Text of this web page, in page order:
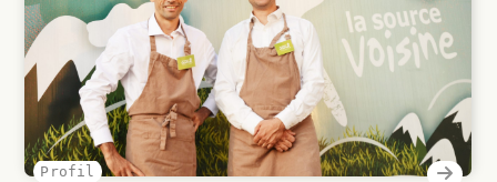
Profil